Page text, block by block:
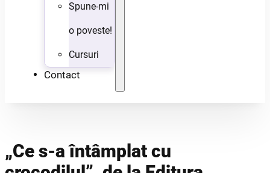
Spune-mi
o poveste!
Cursuri
Contact
„Ce s-a întâmplat cu